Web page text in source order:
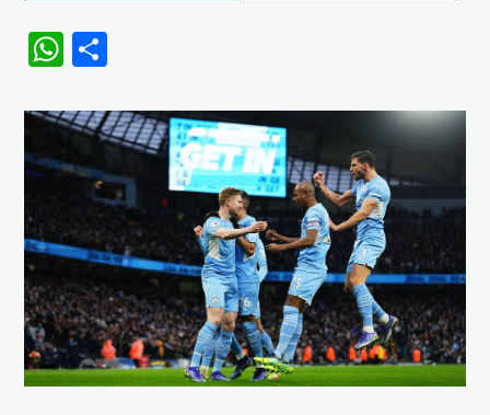
WhatsApp